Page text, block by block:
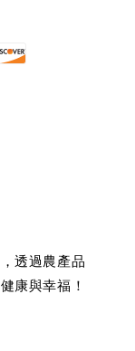
透過農產品
康與幸福！